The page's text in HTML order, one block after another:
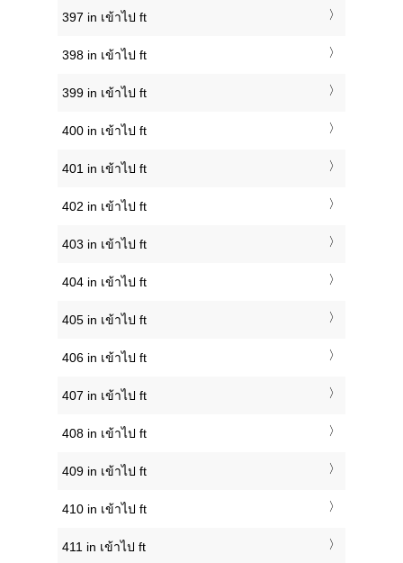
397 in เข้าไป ft
398 in เข้าไป ft
399 in เข้าไป ft
400 in เข้าไป ft
401 in เข้าไป ft
402 in เข้าไป ft
403 in เข้าไป ft
404 in เข้าไป ft
405 in เข้าไป ft
406 in เข้าไป ft
407 in เข้าไป ft
408 in เข้าไป ft
409 in เข้าไป ft
410 in เข้าไป ft
411 in เข้าไป ft